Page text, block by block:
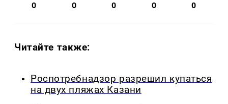
0 0 0 0 0
Читайте также:
Роспотребнадзор разрешил купаться
на двух пляжах Казани